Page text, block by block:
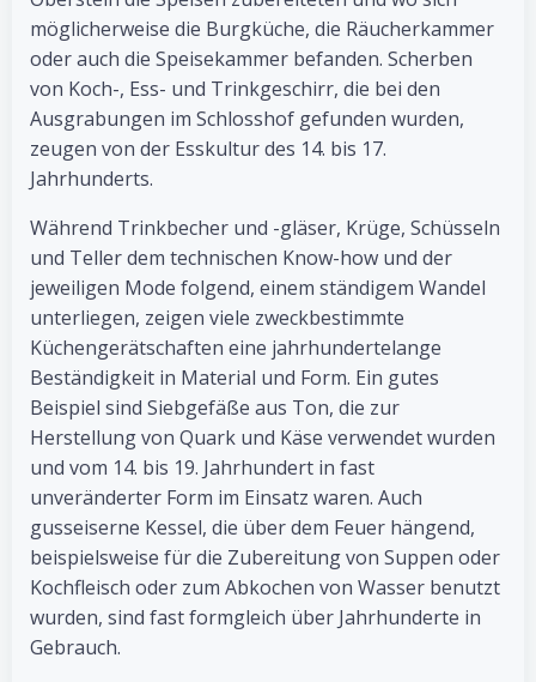
möglicherweise die Burgküche, die Räucherkammer
oder auch die Speisekammer befanden. Scherben
von Koch-, Ess- und Trinkgeschirr, die bei den
Ausgrabungen im Schlosshof gefunden wurden,
zeugen von der Esskultur des 14. bis 17.
Jahrhunderts.
Während Trinkbecher und -gläser, Krüge, Schüsseln
und Teller dem technischen Know-how und der
jeweiligen Mode folgend, einem ständigem Wandel
unterliegen, zeigen viele zweckbestimmte
Küchengerätschaften eine jahrhundertelange
Beständigkeit in Material und Form. Ein gutes
Beispiel sind Siebgefäße aus Ton, die zur
Herstellung von Quark und Käse verwendet wurden
und vom 14. bis 19. Jahrhundert in fast
unveränderter Form im Einsatz waren. Auch
gusseiserne Kessel, die über dem Feuer hängend,
beispielsweise für die Zubereitung von Suppen oder
Kochfleisch oder zum Abkochen von Wasser benutzt
wurden, sind fast formgleich über Jahrhunderte in
Gebrauch.